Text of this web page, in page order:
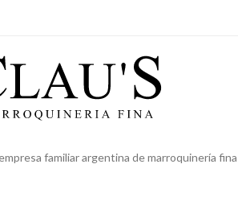
familiar argentina de marroquinería fina